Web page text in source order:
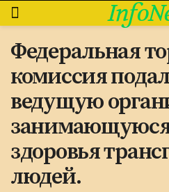
Федеральная
комиссия
ведущую
здоровья
людей.